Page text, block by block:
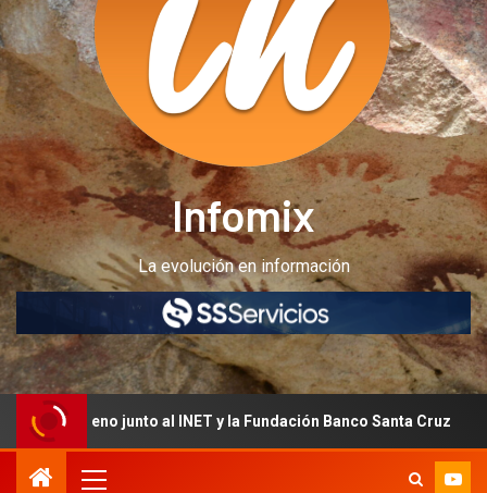
Infomix
La evolución en información
al INET y la Fundación Banco Santa Cruz